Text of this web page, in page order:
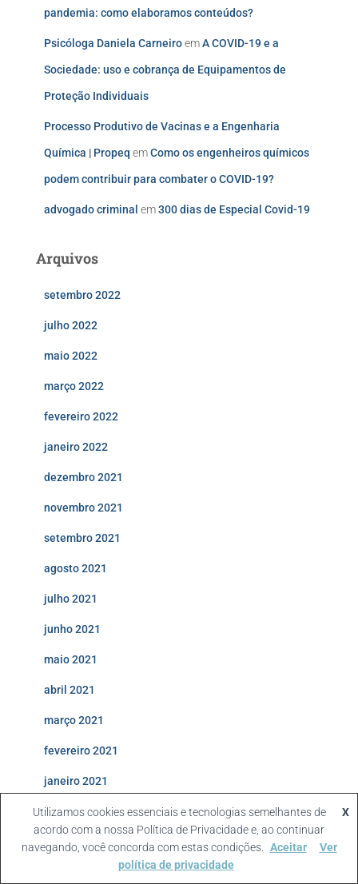
pandemia: como elaboramos conteúdos?
Psicóloga Daniela CarneiroemA COVID-19 e a
Sociedade: uso e cobrança de Equipamentos de
Proteção Individuais
Processo Produtivo de Vacinas e a Engenharia
Química | Propeq emComo os engenheiros químicos
podem contribuir para combater o COVID-19?
advogado criminal em300 dias de Especial Covid-19
Arquivos
setembro 2022
julho 2022
maio 2022
março 2022
fevereiro 2022
janeiro 2022
dezembro 2021
novembro 2021
setembro 2021
agosto 2021
julho 2021
junho 2021
maio 2021
abril 2021
março 2021
fevereiro 2021
janeiro 2021
dezembro 2020
novembro 2020
Utilizamos cookies essenciais e tecnologias semelhantes de
acordo com a nossa Política de Privacidade e, ao continuar
navegando, você concorda com estas condições.
X
Aceitar
Ver
política de privacidade